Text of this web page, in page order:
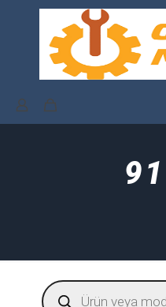
Products
search